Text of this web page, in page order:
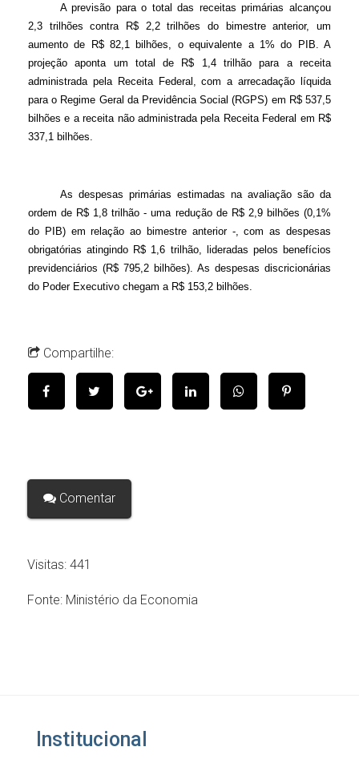
A previsão para o total das receitas primárias alcançou
2,3 trilhões contra R$ 2,2 trilhões do bimestre anterior, um
aumento de R$ 82,1 bilhões, o equivalente a 1% do PIB. A
projeção aponta um total de R$ 1,4 trilhão para a receita
administrada pela Receita Federal, com a arrecadação líquida
para o Regime Geral da Previdência Social (RGPS) em R$ 537,5
bilhões e a receita não administrada pela Receita Federal em R$
337,1 bilhões.
As despesas primárias estimadas na avaliação são da
ordem de R$ 1,8 trilhão - uma redução de R$ 2,9 bilhões (0,1%
do PIB) em relação ao bimestre anterior -, com as despesas
obrigatórias atingindo R$ 1,6 trilhão, lideradas pelos benefícios
previdenciários (R$ 795,2 bilhões). As despesas discricionárias
do Poder Executivo chegam a R$ 153,2 bilhões.
Compartilhe:
Comentar
Visitas:441
Fonte:Ministério da Economia
Institucional